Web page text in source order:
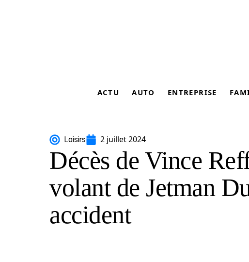
ACTU AUTO ENTREPRISE
Loisirs 2 juillet 2024
Décès de Vince
volant de Jetman
accident